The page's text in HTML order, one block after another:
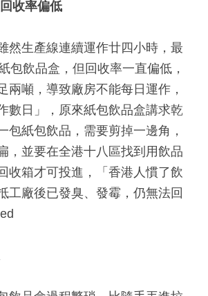
收率偏低
然生產線連續運作廿四小時，最
包飲品盒，但回收率一直偏低，
兩噸，導致廠房不能每日運作，
數日」，原來紙包飲品盒講求乾
包紙包飲品，需要剪掉一邊角，
，並要在全港十八區找到用飲品
收箱才可投進，「香港人慣了飲
工廠後已發臭、發霉，仍無法回